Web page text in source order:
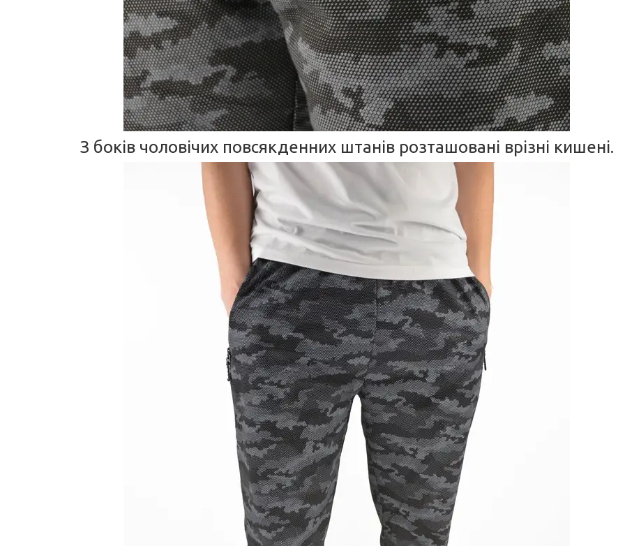
З боків чоловічих повсякденних штанів розташовані врізні кишені.